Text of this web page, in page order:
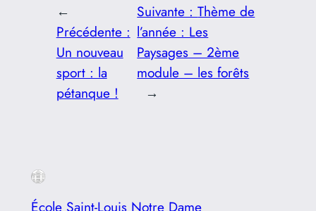
←
Précédente :
Un nouveau
sport : la
pétanque !
Suivante :Thème de
l’année : Les
Paysages – 2ème
module – les forêts
→
École Saint-Louis Notre Dame